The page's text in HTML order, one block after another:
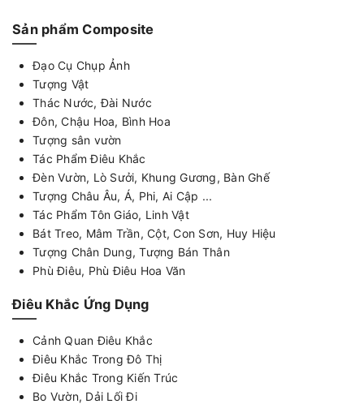
Sản phẩm Composite
Đạo Cụ Chụp Ảnh
Tượng Vật
Thác Nước, Đài Nước
Đôn, Chậu Hoa, Bình Hoa
Tượng sân vườn
Tác Phẩm Điêu Khắc
Đèn Vườn, Lò Sưởi, Khung Gương, Bàn Ghế
Tượng Châu Âu, Á, Phi, Ai Cập ...
Tác Phẩm Tôn Giáo, Linh Vật
Bát Treo, Mâm Trần, Cột, Con Sơn, Huy Hiệu
Tượng Chân Dung, Tượng Bán Thân
Phù Điêu, Phù Điêu Hoa Văn
Điêu Khắc Ứng Dụng
Cảnh Quan Điêu Khắc
Điêu Khắc Trong Đô Thị
Điêu Khắc Trong Kiến Trúc
Bo Vườn, Dải Lối Đi